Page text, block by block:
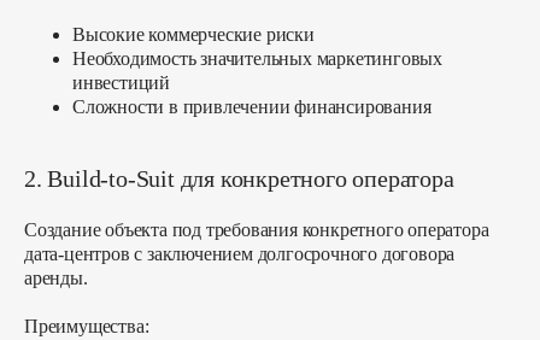
Высокие коммерческие риски
Необходимость значительных маркетинговых
инвестиций
Сложности в привлечении финансирования
2. Build-to-Suit для конкретного оператора
Создание объекта под требования конкретного оператора
дата-центров с заключением долгосрочного договора
аренды.
Преимущества: